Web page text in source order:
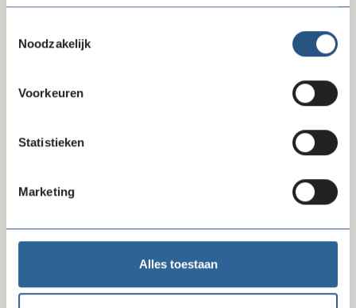
Noodzakelijk
Voorkeuren
Statistieken
Marketing
Alles toestaan
Mindwize
Marketing & fondsenwerving en Media & Communicatie
Marketing & fondsenwerving en Media & Communicatie
Marketing & fondsenwerving en Media & Communicatie